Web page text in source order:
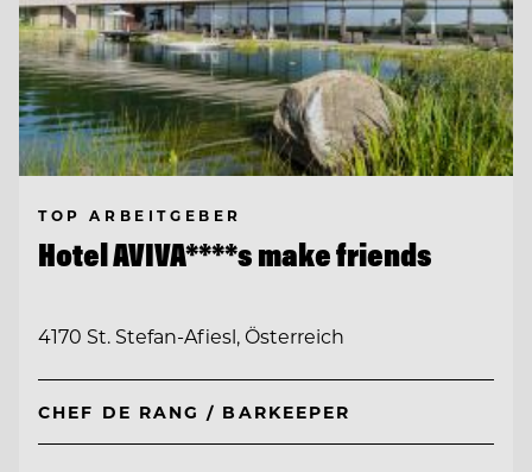
TOP ARBEITGEBER
Hotel AVIVA****s make friends
4170 St. Stefan-Afiesl, Österreich
CHEF DE RANG / BARKEEPER